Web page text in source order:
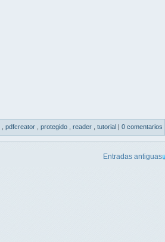
pdfcreator protegido reader tutorial | 0 comentarios
Entradas antiguas